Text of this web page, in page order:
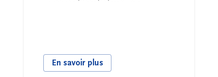
En savoir plus